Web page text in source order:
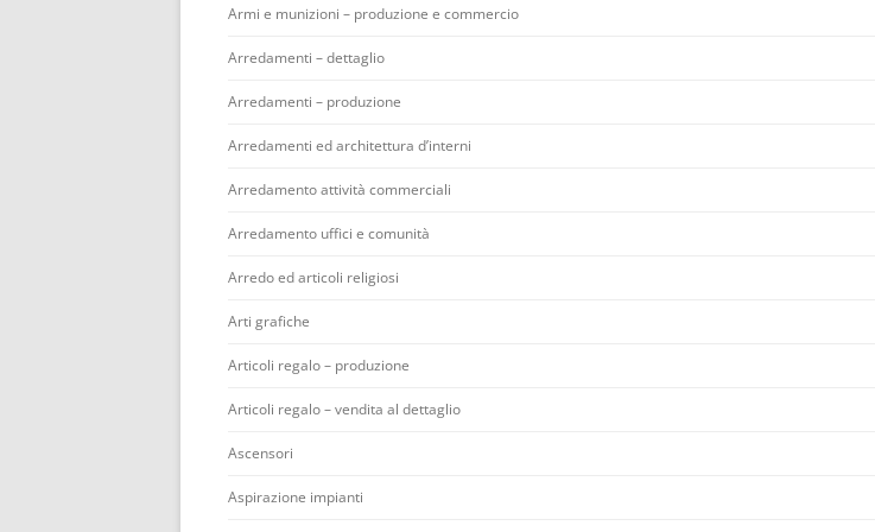
Armi e munizioni – produzione e commercio
Arredamenti – dettaglio
Arredamenti – produzione
Arredamenti ed architettura d’interni
Arredamento attività commerciali
Arredamento uffici e comunità
Arredo ed articoli religiosi
Arti grafiche
Articoli regalo – produzione
Articoli regalo – vendita al dettaglio
Ascensori
Aspirazione impianti